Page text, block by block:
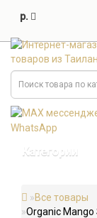
р.
WhatsApp
Категории
Все товары
Organic